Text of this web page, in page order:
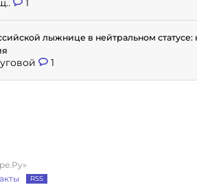
1
лыжнице в нейтральном статусе:
1
RSS